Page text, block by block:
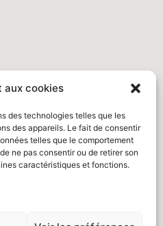
aux cookies
des technologies telles que les
des appareils. Le fait de consentir
telles que le comportement
ne pas consentir ou de retirer son
caractéristiques et fonctions.